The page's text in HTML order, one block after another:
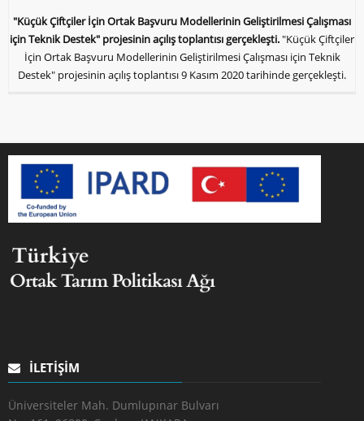
"Küçük Çiftçiler İçin Ortak Başvuru Modellerinin Geliştirilmesi Çalışması
için Teknik Destek" projesinin açılış toplantısı gerçekleşti."Küçük Çiftçiler
İçin Ortak Başvuru Modellerinin Geliştirilmesi Çalışması için Teknik
Destek" projesinin açılış toplantısı 9 Kasım 2020 tarihinde gerçekleşti.
İLETIŞIM
Üniversiteler Mah. Dumlupınar Bulvarı